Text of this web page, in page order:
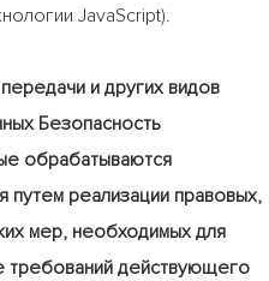
JavaScript).
и других видов
Безопасность
обрабатываются
реализации правовых,
мер, необходимых для
требований действующего